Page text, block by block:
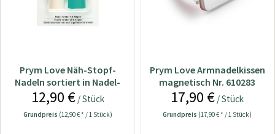
Prym Love Näh-Stopf-
Nadeln sortiert in Nadel-
Twister 610288
12,90 €/ Stück
Grundpreis (12,90 € * / 1 Stück)
Prym Love Armnadelkissen
magnetisch Nr. 610283
17,90 € / Stück
Grundpreis (17,90 € * / 1 Stück)